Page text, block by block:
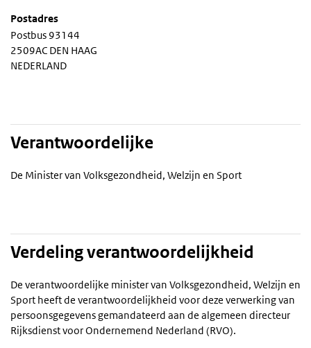
Postadres
Postbus 93144
2509AC DEN HAAG
NEDERLAND
Verantwoordelijke
De Minister van Volksgezondheid, Welzijn en Sport
Verdeling verantwoordelijkheid
De verantwoordelijke minister van Volksgezondheid, Welzijn en
Sport heeft de verantwoordelijkheid voor deze verwerking van
persoonsgegevens gemandateerd aan de algemeen directeur
Rijksdienst voor Ondernemend Nederland (RVO).